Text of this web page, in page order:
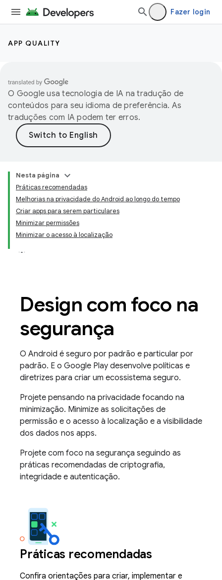
Fazer login
APP QUALITY
O Google usa tecnologia de IA na tradução de
conteúdos para seu idioma de preferência. As
traduções com IA podem ter erros.
Nesta página
Práticas recomendadas
Melhorias na privacidade do Android ao longo do tempo
Criar apps para serem particulares
Minimizar permissões
Minimizar o acesso à localização
Design com foco na
segurança
O Android é seguro por padrão e particular por
padrão. E o Google Play desenvolve políticas e
diretrizes para criar um ecossistema seguro.
Projete pensando na privacidade focando na
minimização. Minimize as solicitações de
permissão e o acesso à localização e a visibilidade
dos dados nos apps.
Projete com foco na segurança seguindo as
práticas recomendadas de criptografia,
integridade e autenticação.
Práticas recomendadas
Confira orientações para criar, implementar e